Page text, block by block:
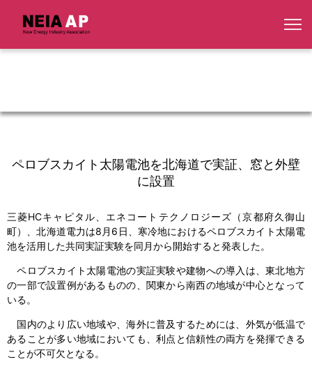
ペロブスカイト太陽電池を北海道で実証、窓と外壁
に設置
三菱HCキャピタル、エネコートテクノロジーズ（京都府久御山
町）、北海道電力は8月6日、寒冷地におけるペロブスカイト太陽電
池を活用した共同実証実験を同月から開始すると発表した。
ペロブスカイト太陽電池の実証実験や建物への導入は、東北地方
の一部で設置例があるものの、関東から南西の地域が中心となって
いる。
国内のより広い地域や、海外に普及するためには、外気が低温で
あることが多い地域においても、利点と信頼性の両方を発揮できる
ことが不可欠となる。